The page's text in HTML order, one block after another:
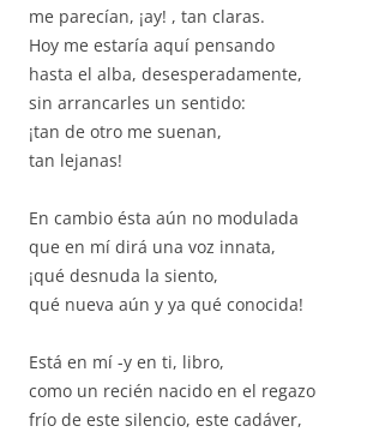
me parecían, ¡ay! , tan claras.
Hoy me estaría aquí pensando
hasta el alba, desesperadamente,
sin arrancarles un sentido:
¡tan de otro me suenan,
tan lejanas!
En cambio ésta aún no modulada
que en mí dirá una voz innata,
¡qué desnuda la siento,
qué nueva aún y ya qué conocida!
Está en mí -y en ti, libro,
como un recién nacido en el regazo
frío de este silencio, este cadáver,